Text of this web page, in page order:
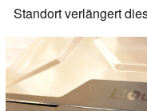
Standort verlängert